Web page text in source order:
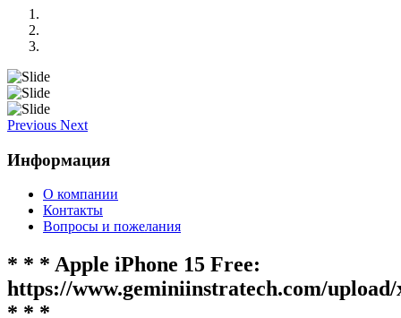
Previous Next
Информация
О компании
Контакты
Вопросы и пожелания
* * * Apple iPhone 15 Free:
https://www.geminiinstratech.com/
* * *